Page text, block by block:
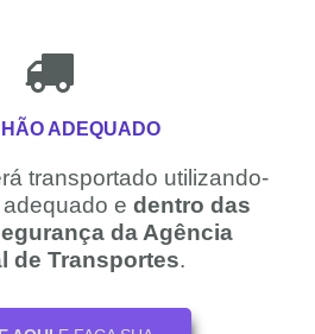
ADEQUADO
transportado utilizando-
e dentro das
da Agência
de Transportes.